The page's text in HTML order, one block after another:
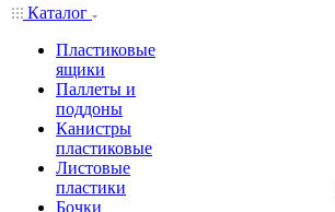
Каталог
Пластиковые
ящики
Паллеты и
поддоны
Канистры
пластиковые
Листовые
пластики
Бочки